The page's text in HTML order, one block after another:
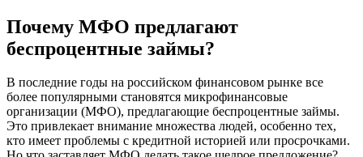
Почему МФО предлагают
беспроцентные займы?
В последние годы на российском финансовом рынке все
более популярными становятся микрофинансовые
организации (МФО), предлагающие беспроцентные займы.
Это привлекает внимание множества людей, особенно тех,
кто имеет проблемы с кредитной историей или просрочками.